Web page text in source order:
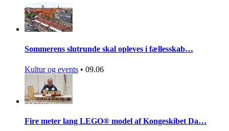
Sommerens slutrunde skal opleves i fællesskab…
Kultur og events • 09.06
Fire meter lang LEGO® model af Kongeskibet Da…